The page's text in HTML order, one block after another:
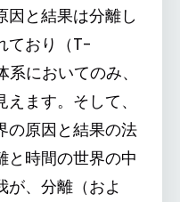
因と結果は分離し
ており（T-
系においてのみ、
ます。そして、
の原因と結果の法
と時間の世界の中
が、分離（およ